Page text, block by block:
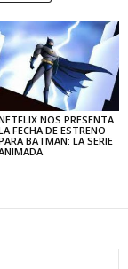
NOS PRESENTA
FECHA DE ESTRENO
BATMAN: LA SERIE